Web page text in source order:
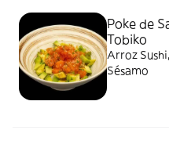
Poke de
Tobiko
Arroz
Sésamo